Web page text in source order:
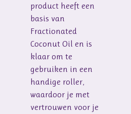
product heeft een
basis van
Fractionated
Coconut Oil en is
klaar om te
gebruiken in een
handige roller,
waardoor je met
vertrouwen voor je